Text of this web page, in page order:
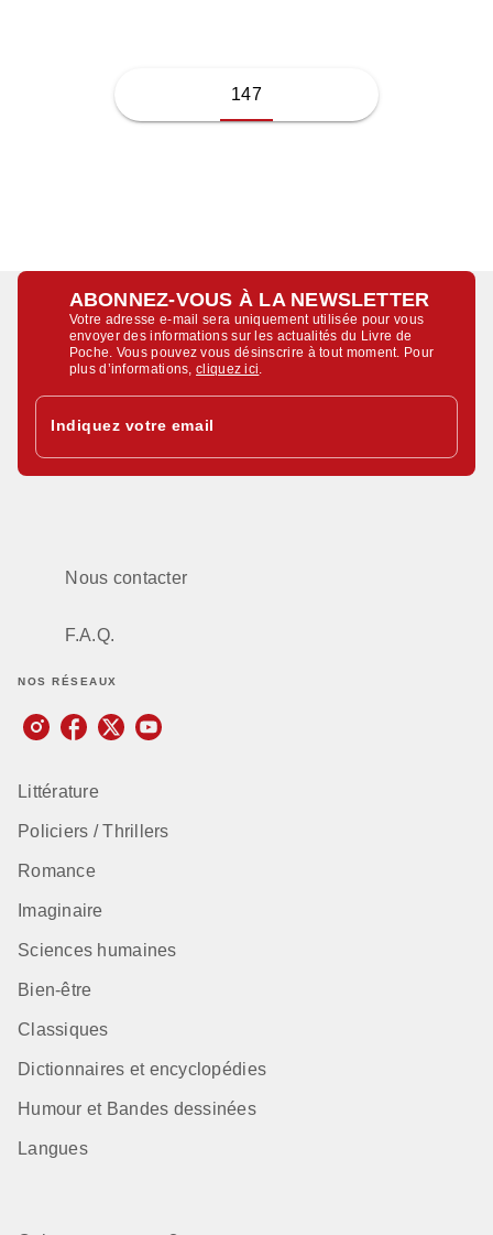
147
ABONNEZ-VOUS À LA NEWSLETTER
Votre adresse e-mail sera uniquement utilisée pour vous
envoyer des informations sur les actualités du Livre de
Poche. Vous pouvez vous désinscrire à tout moment. Pour
plus d’informations,cliquez ici
Indiquez votre email
Nous contacter
F.A.Q.
NOS RÉSEAUX
Littérature
Policiers / Thrillers
Romance
Imaginaire
Sciences humaines
Bien-être
Classiques
Dictionnaires et encyclopédies
Humour et Bandes dessinées
Langues